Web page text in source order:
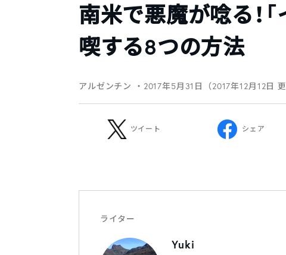
南米で悪魔が唸る！
喫する8つの方法
アルゼンチン ・2017年5月31日（2017年12月12日 更
ツイート シェア
ライター
Yuki